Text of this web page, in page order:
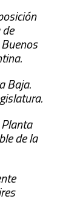
Baja.
de la